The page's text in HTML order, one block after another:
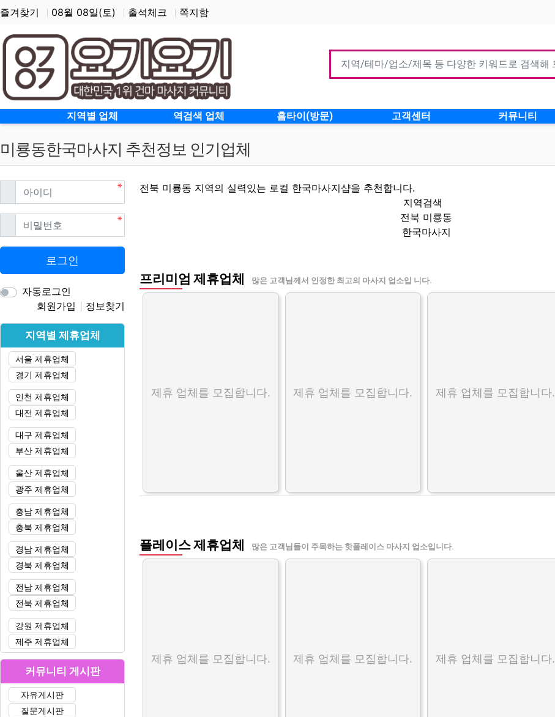
즐겨찾기 08월 08일(토) 출석체크 쪽지함
지역별 업체 역검색 업체 홈타이(방문) 고객센터 커뮤니티
미룡동한국마사지 추천정보 인기업체
전북 미룡동 지역의 실력있는 로컬 한국마사지샵을 추천합니다.
지역검색
전북 미룡동
한국마사지
프리미엄 제휴업체 많은 고객님께서 인정한 최고의 마사지 업소입 니다.
제휴 업체를 모집합니다. 제휴 업체를 모집합니다. 제휴 업체를 모집합니다.
플레이스 제휴업체 많은 고객님들이 주목하는 핫플레이스 마사지 업소입니다.
제휴 업체를 모집합니다. 제휴 업체를 모집합니다. 제휴 업체를 모집합니다.
아이디필수
비밀번호필수
로그인
자동로그인
회원가입
정보찾기
지역별 제휴업체
서울 제휴업체
경기 제휴업체
인천 제휴업체
대전 제휴업체
대구 제휴업체
부산 제휴업체
울산 제휴업체
광주 제휴업체
충남 제휴업체
충북 제휴업체
경남 제휴업체
경북 제휴업체
전남 제휴업체
전북 제휴업체
강원 제휴업체
제주 제휴업체
커뮤니티 게시판
자유게시판
질문게시판